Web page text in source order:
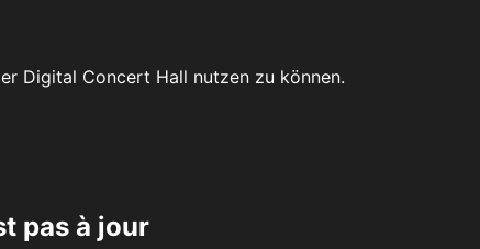
Digital Concert Hall nutzen zu können.
pas à jour